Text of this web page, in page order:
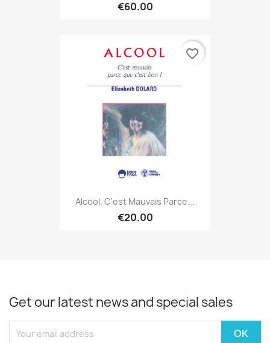
€60.00
Alcool. C'est Mauvais Parce...
€20.00
favorite_border
Get our latest news and special sales